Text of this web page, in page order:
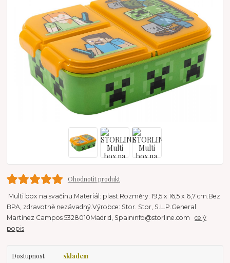
Ohodnotit produkt
Multi box na svačinu.Materiál: plast.Rozměry: 19,5 x 16,5 x 6,7 cm.Bez
BPA, zdravotně nezávadný.Výrobce: Stor. Stor, S.L.P.General
Martínez Campos 5328010Madrid, Spaininfo@storline.comcelý
popis
Dostupnost skladem